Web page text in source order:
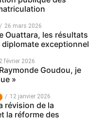
26 mars 2026
Ouattara, les résultats
diplomate exceptionnel
février 2026
Goudou, je
»
12 janvier 2026
révision de la
la réforme des